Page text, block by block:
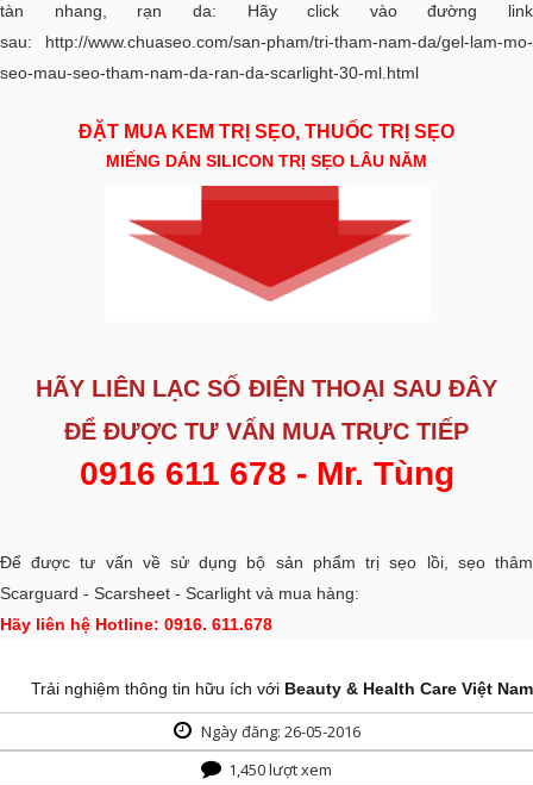
tàn nhang, rạn da: Hãy click vào đường link
sau:
http://www.chuaseo.com/san-pham/tri-tham-nam-da/gel-lam-mo-
seo-mau-seo-tham-nam-da-ran-da-scarlight-30-ml.html
ĐẶT MUA KEM TRỊ SẸO, THUỐC TRỊ SẸO
MIẾNG DÁN SILICON TRỊ SẸO LÂU NĂM
HÃY LIÊN LẠC SỐ ĐIỆN THOẠI SAU ĐÂY
ĐỂ ĐƯỢC TƯ VẤN MUA TRỰC TIẾP
0916 611 678 - Mr. Tùng
Để được tư vấn về sử dụng bộ sản phẩm trị sẹo lồi, sẹo thâm
Scarguard - Scarsheet - Scarlight và mua hàng:
Hãy liên hệ Hotline: 0916. 611.678
Trải nghiệm thông tin hữu ích với Beauty & Health Care Việt Nam
Ngày đăng: 26-05-2016
1,450 lượt xem